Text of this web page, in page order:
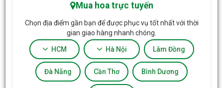
Mua hoa trực tuyến
Chọn địa điểm gần bạn để được phục vụ tốt nhất với thời
gian giao hàng nhanh chóng.
HCM Hà Nội Lâm Đồng
Đà Nẵng Cần Thơ Bình Dương